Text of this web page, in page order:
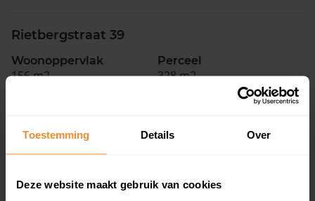
Toestemming Details Over
Deze website maakt gebruik van cookies
Rietbergstraat 39
Woonoppervlak
156 m2
Perceel
328 m2
Woonoppervlak Perceel